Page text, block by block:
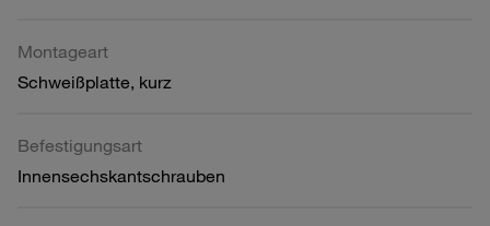
Montageart
Schweißplatte, kurz
Befestigungsart
Innensechskantschrauben